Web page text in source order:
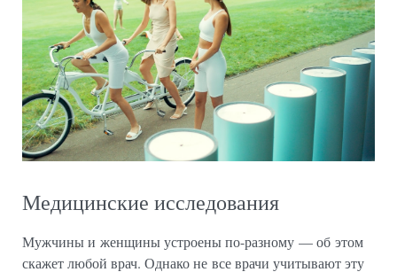
Медицинские исследования
Мужчины и женщины устроены по-разному — об этом
скажет любой врач. Однако не все врачи учитывают эту